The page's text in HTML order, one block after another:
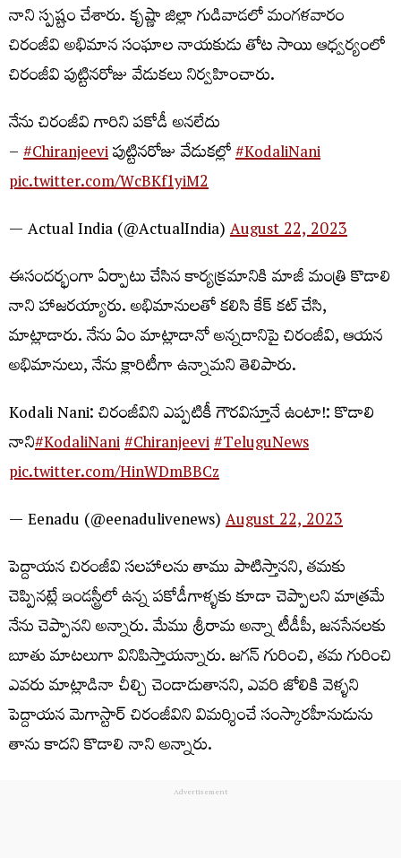
నాని స్పష్టం చేశారు. కృష్ణా జిల్లా గుడివాడలో మంగళవారం
చిరంజీవి అభిమాన సంఘాల నాయకుడు తోట సాయి ఆధ్వర్యంలో
చిరంజీవి పుట్టినరోజు వేడుకలు నిర్వహించారు.
నేను చిరంజీవి గారిని పకోడీ అనలేదు
–#Chiranjeeviపుట్టినరోజు వేడుకల్లో#KodaliNani
pic.twitter.com/WcBKf1yiM2
— Actual India (@ActualIndia)August 22, 2023
ఈసందర్భంగా ఏర్పాటు చేసిన కార్యక్రమానికి మాజీ మంత్రి కొడాలి
నాని హాజరయ్యారు. అభిమానులతో కలిసి కేక్ కట్ చేసి,
మాట్లాడారు. నేను ఏం మాట్లాడానో అన్నదానిపై చిరంజీవి, ఆయన
అభిమానులు, నేను క్లారిటీగా ఉన్నామని తెలిపారు.
Kodali Nani: చిరంజీవిని ఎప్పటికీ గౌరవిస్తూనే ఉంటా!: కొడాలి
నాని#KodaliNani#Chiranjeevi#TeluguNews
pic.twitter.com/HinWDmBBCz
— Eenadu (@eenadulivenews)August 22, 2023
పెద్దాయన చిరంజీవి సలహాలను తాము పాటిస్తానని, తమకు
చెప్పినట్లే ఇండస్ట్రీలో ఉన్న పకోడీగాళ్ళకు కూడా చెప్పాలని మాత్రమే
నేను చెప్పానని అన్నారు. మేము శ్రీరామ అన్నా టీడీపీ, జనసేనలకు
బూతు మాటలుగా వినిపిస్తాయన్నారు. జగన్ గురించి, తమ గురించి
ఎవరు మాట్లాడినా చీల్చి చెండాడుతానని, ఎవరి జోలికి వెళ్ళని
పెద్దాయన మెగాస్టార్ చిరంజీవిని విమర్శించే సంస్కారహీనుడును
తాను కాదని కొడాలి నాని అన్నారు.